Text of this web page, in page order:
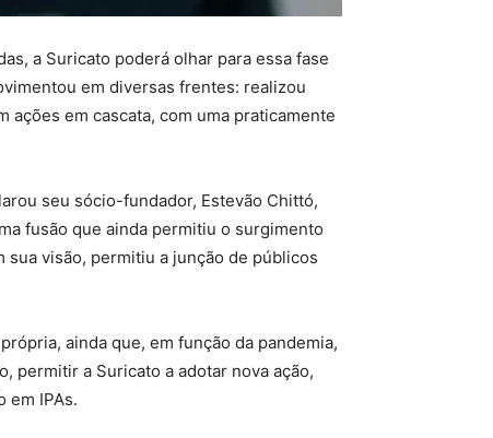
a Suricato poderá olhar para essa fase
em diversas frentes: realizou
ações em cascata, com uma praticamente
seu sócio-fundador, Estevão Chittó,
fusão que ainda permitiu o surgimento
sua visão, permitiu a junção de públicos
ainda que, em função da pandemia,
permitir a Suricato a adotar nova ação,
em IPAs.